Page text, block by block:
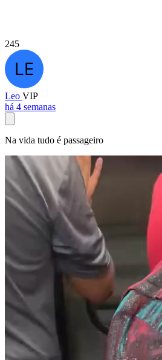
245
Leo VIP
há 4 semanas
Na vida tudo é passageiro